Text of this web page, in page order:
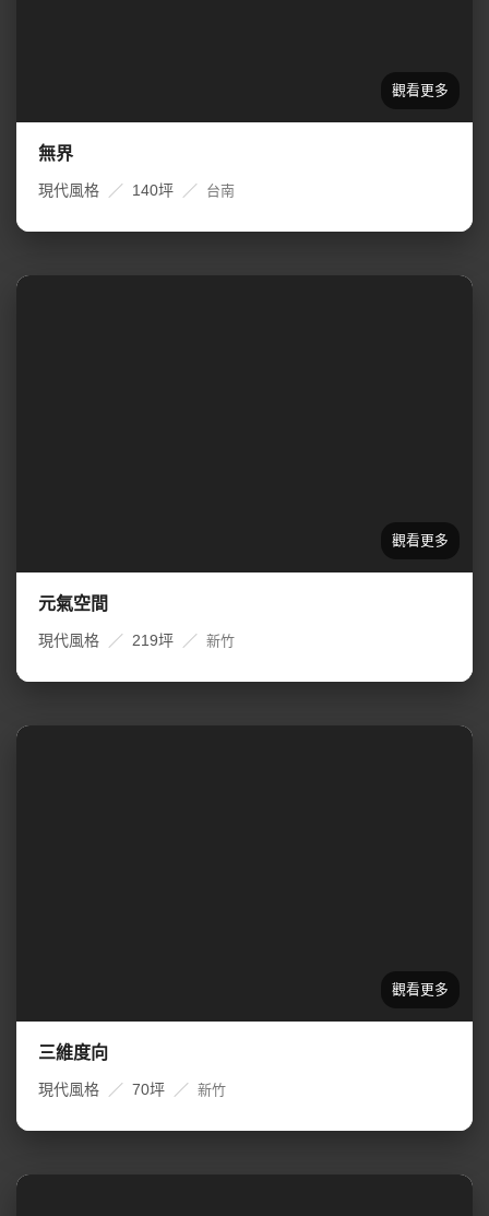
無界
現代風格 ／ 140坪 ／ 台南
元氣空間
現代風格 ／ 219坪 ／ 新竹
三維度向
現代風格 ／ 70坪 ／ 新竹